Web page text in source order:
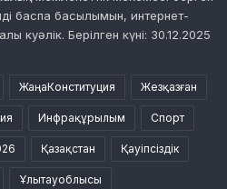
баспа басылымын, интернет-
куәлік. Берілген күні: 30.12.2025
ЖаңаКонституция Жезқазған
Инфрақұрылым Спорт
Қазақстан Қауіпсіздік
Ұлытауоблысы